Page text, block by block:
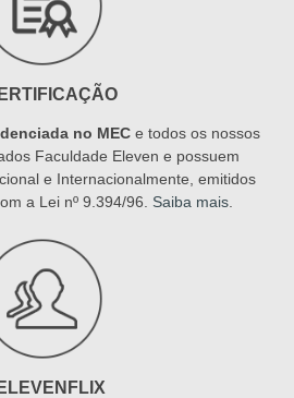
no MEC e todos os nossos
Faculdade Eleven e possuem
e Internacionalmente, emitidos
a Lei nº 9.394/96. Saiba mais.
ELEVENFLIX